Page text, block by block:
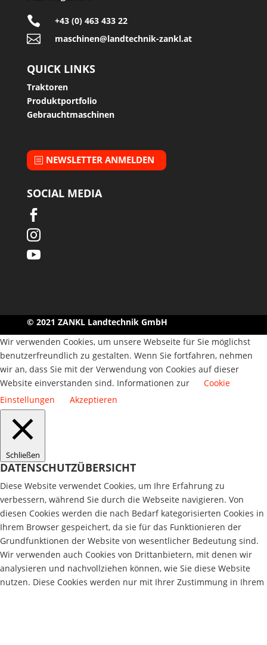
 +43 (0) 463 433 22
 maschinen@landtechnik-zankl.at
QUICK LINKS
Traktoren
Produktportfolio
Gebrauchtmaschinen
NEWSLETTER ANMELDEN
SOCIAL MEDIA



© 2021 ZANKL Landtechnik GmbH
Wir verwenden Cookies, um unsere Webseite für Sie möglichst
benutzerfreundlich zu gestalten. Wenn Sie fortfahren, nehmen
wir an, dass Sie mit der Verwendung von Cookies auf dieser
Website einverstanden sind. Informationen zur
Cookie
Einstellungen
Akzeptieren
Schließen
DATENSCHUTZÜBERSICHT
Diese Website verwendet Cookies, um Ihre Erfahrung zu
verbessern, während Sie durch die Webseite navigieren. Von
diesen Cookies werden die nach Bedarf kategorisierten Cookies in
Ihrem Browser gespeichert, da sie für das Funktionieren der
Grundfunktionen der Website von wesentlicher Bedeutung sind.
Wir verwenden auch Cookies von Drittanbietern, mit denen wir
analysieren und nachvollziehen können, wie Sie diese Website
nutzen. Diese Cookies werden nur mit Ihrer Zustimmung in Ihrem